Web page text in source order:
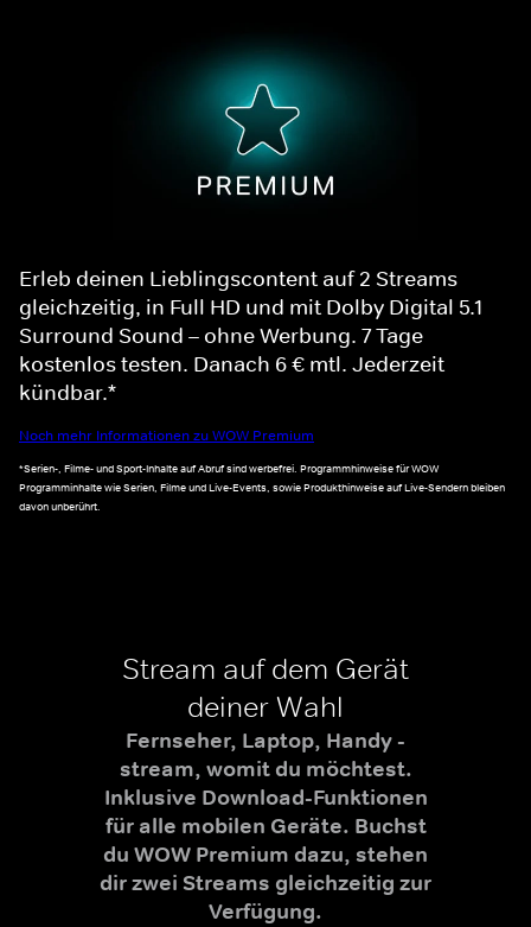
Erleb deinen Lieblingscontent auf 2 Streams
gleichzeitig, in Full HD und mit Dolby Digital 5.1
Surround Sound – ohne Werbung. 7 Tage
kostenlos testen. Danach 6 € mtl. Jederzeit
kündbar.*
Noch mehr Informationen zu WOW Premium
*Serien-, Filme- und Sport-Inhalte auf Abruf sind werbefrei. Programmhinweise für WOW
Programminhalte wie Serien, Filme und Live-Events, sowie Produkthinweise auf Live-Sendern bleiben
davon unberührt.
Stream auf dem Gerät
deiner Wahl
Fernseher, Laptop, Handy -
stream, womit du möchtest.
Inklusive Download-Funktionen
für alle mobilen Geräte. Buchst
du WOW Premium dazu, stehen
dir zwei Streams gleichzeitig zur
Verfügung.